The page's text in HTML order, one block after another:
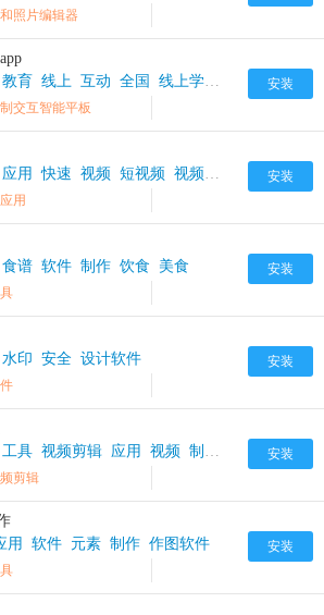
照片编辑器
安装
教育 线上 互动 全国 线上学习
交互智能平板
安装
应用 快速 视频 短视频 视频制作
用
安装
食谱 软件 制作 饮食 美食
安装
水印 安全 设计软件
安装
工具 视频剪辑 应用 视频 制作
剪辑
安装
用 软件 元素 制作 作图软件